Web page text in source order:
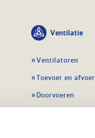
Ventilatie
Ventilatoren
Toevoer en afvoer
Doorvoeren